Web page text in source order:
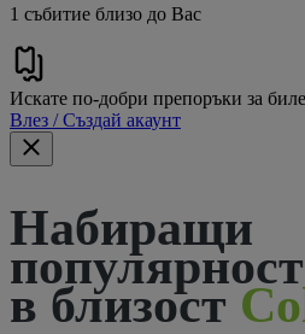
1 събитие близо до Вас
Искате по-добри препоръки за
Влез / Създай акаунт
Набиращи
в близост